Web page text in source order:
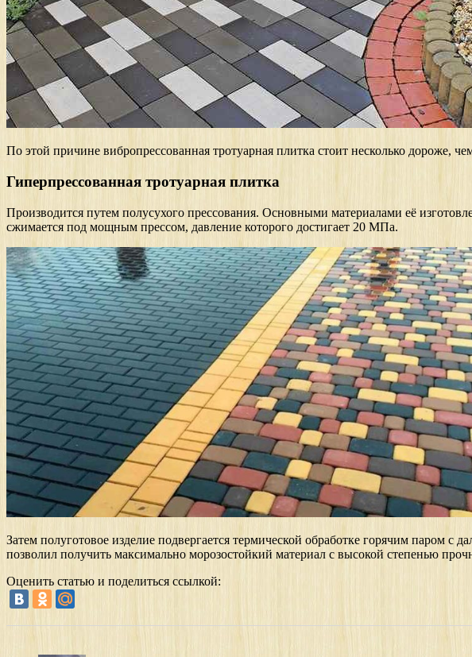
По этой причине вибропрессованная тротуарная плитка стоит несколько дороже,
Гиперпрессованная тротуарная плитка
Производится путем полусухого прессования. Основными материалами её
сжимается под мощным прессом, давление которого достигает 20 МПа.
Затем полуготовое изделие подвергается термической обработке горячим паром
позволил получить максимально морозостойкий материал с высокой степенью
Оценить статью и поделиться ссылкой: